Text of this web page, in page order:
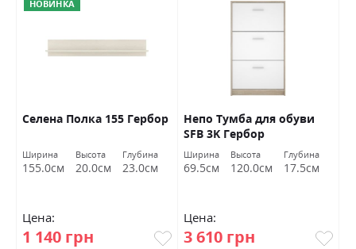
НОВИНКА
Селена Полка 155 Гербор
Ширина
155.0см
Высота
20.0см
Глубина
23.0см
Цена:
1 140 грн
Непо Тумба для обуви
SFB 3K Гербор
Ширина
69.5см
Высота
120.0см
Глубина
17.5см
Цена:
3 610 грн